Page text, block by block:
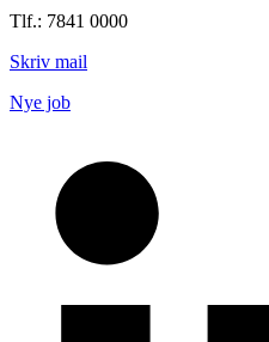
Tlf.: 7841 0000
Skriv mail
Nye job